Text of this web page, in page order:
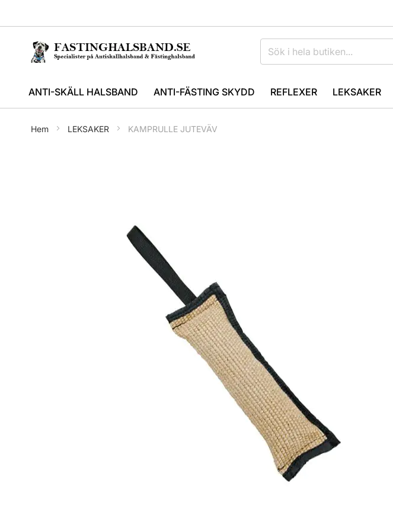
ANTI-SKÄLL HALSBAND ANTI-FÄSTING SKYDD REFLEXER LEKSAKER
Hem LEKSAKER KAMPRULLE JUTEVÄV